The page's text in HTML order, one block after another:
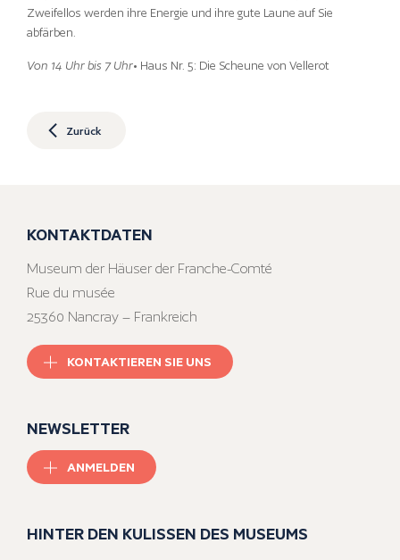
Zweifellos werden ihre Energie und ihre gute Laune auf Sie
abfärben.
Von 14 Uhr bis 7 Uhr• Haus Nr. 5: Die Scheune von Vellerot
Zurück
KONTAKTDATEN
Museum der Häuser der Franche-Comté
Rue du musée
25360 Nancray – Frankreich
KONTAKTIEREN SIE UNS
NEWSLETTER
ANMELDEN
HINTER DEN KULISSEN DES MUSEUMS